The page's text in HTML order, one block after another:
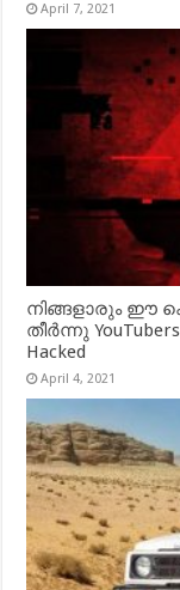
April 7, 2021
നിങ്ങളാരും ഈ
തീർന്നു
Hacked
April 4, 2021